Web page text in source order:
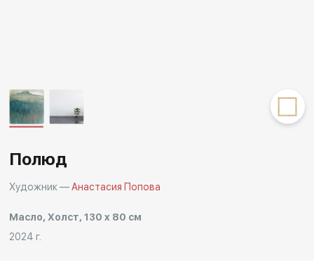
Полюд
Художник —Анастасия Попова
Масло, Холст, 130 x 80 см
2024 г.